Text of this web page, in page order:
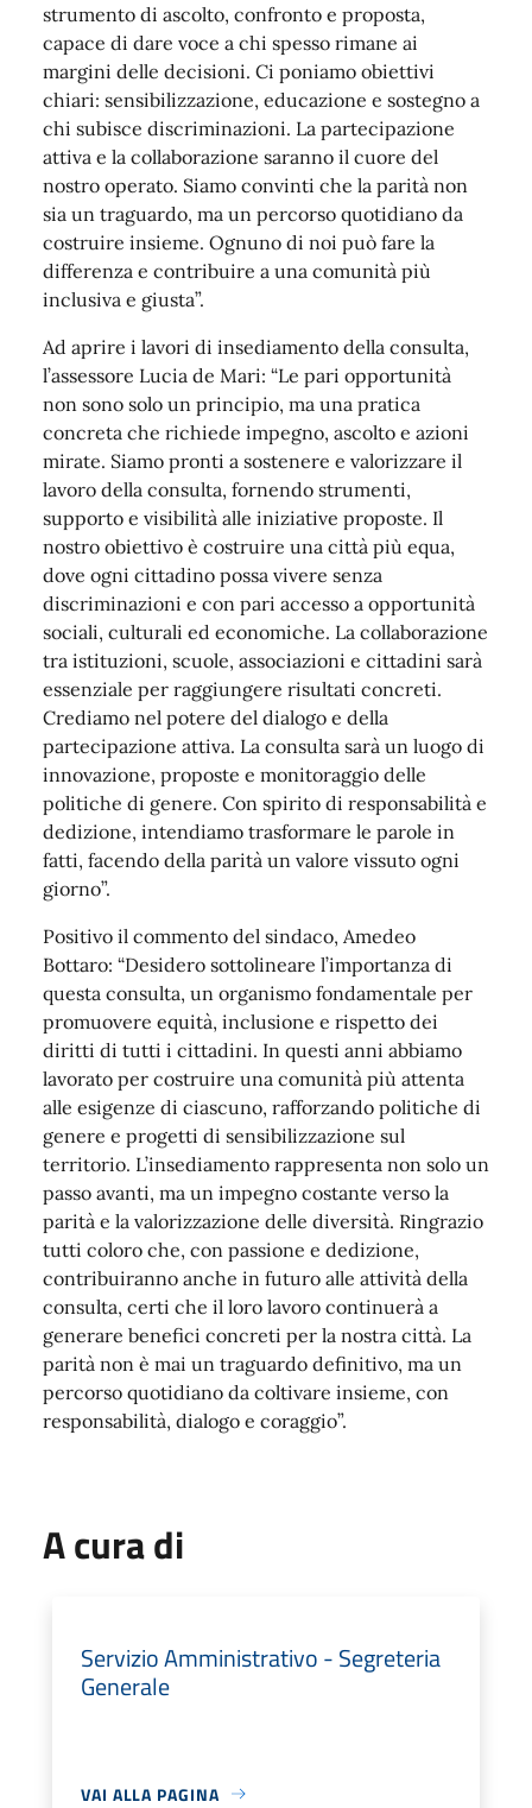
strumento di ascolto, confronto e proposta,
capace di dare voce a chi spesso rimane ai
margini delle decisioni. Ci poniamo obiettivi
chiari: sensibilizzazione, educazione e sostegno a
chi subisce discriminazioni. La partecipazione
attiva e la collaborazione saranno il cuore del
nostro operato. Siamo convinti che la parità non
sia un traguardo, ma un percorso quotidiano da
costruire insieme. Ognuno di noi può fare la
differenza e contribuire a una comunità più
inclusiva e giusta”.
Ad aprire i lavori di insediamento della consulta,
l’assessore Lucia de Mari: “Le pari opportunità
non sono solo un principio, ma una pratica
concreta che richiede impegno, ascolto e azioni
mirate. Siamo pronti a sostenere e valorizzare il
lavoro della consulta, fornendo strumenti,
supporto e visibilità alle iniziative proposte. Il
nostro obiettivo è costruire una città più equa,
dove ogni cittadino possa vivere senza
discriminazioni e con pari accesso a opportunità
sociali, culturali ed economiche. La collaborazione
tra istituzioni, scuole, associazioni e cittadini sarà
essenziale per raggiungere risultati concreti.
Crediamo nel potere del dialogo e della
partecipazione attiva. La consulta sarà un luogo di
innovazione, proposte e monitoraggio delle
politiche di genere. Con spirito di responsabilità e
dedizione, intendiamo trasformare le parole in
fatti, facendo della parità un valore vissuto ogni
giorno”.
Positivo il commento del sindaco, Amedeo
Bottaro: “Desidero sottolineare l’importanza di
questa consulta, un organismo fondamentale per
promuovere equità, inclusione e rispetto dei
diritti di tutti i cittadini. In questi anni abbiamo
lavorato per costruire una comunità più attenta
alle esigenze di ciascuno, rafforzando politiche di
genere e progetti di sensibilizzazione sul
territorio. L’insediamento rappresenta non solo un
passo avanti, ma un impegno costante verso la
parità e la valorizzazione delle diversità. Ringrazio
tutti coloro che, con passione e dedizione,
contribuiranno anche in futuro alle attività della
consulta, certi che il loro lavoro continuerà a
generare benefici concreti per la nostra città. La
parità non è mai un traguardo definitivo, ma un
percorso quotidiano da coltivare insieme, con
responsabilità, dialogo e coraggio”.
A cura di
Servizio Amministrativo - Segreteria
Generale
VAI ALLA PAGINA